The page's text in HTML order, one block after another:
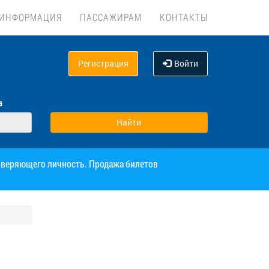
ИНФОРМАЦИЯ ПАССАЖИРАМ КОНТАКТЫ
Регистрация Войти
личность. Продажа билетов